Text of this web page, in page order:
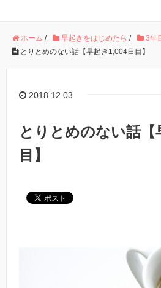
ホーム / 早起きをはじめたら / 3年
とりとめのない話【早起き1,004日目】
2018.12.03
とりとめのない話【
目】